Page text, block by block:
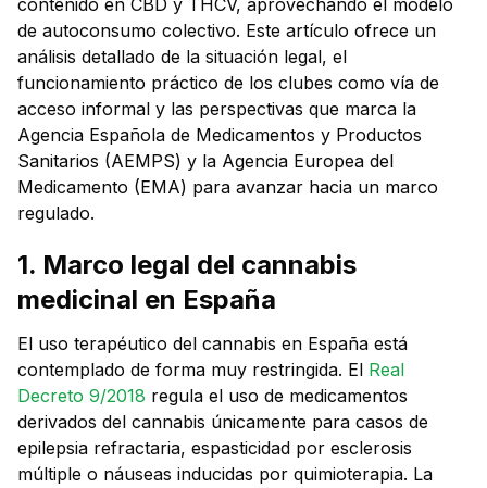
contenido en CBD y THCV, aprovechando el modelo
de autoconsumo colectivo. Este artículo ofrece un
análisis detallado de la situación legal, el
funcionamiento práctico de los clubes como vía de
acceso informal y las perspectivas que marca la
Agencia Española de Medicamentos y Productos
Sanitarios (AEMPS) y la Agencia Europea del
Medicamento (EMA) para avanzar hacia un marco
regulado.
1. Marco legal del cannabis
medicinal en España
El uso terapéutico del cannabis en España está
contemplado de forma muy restringida. El Real
Decreto 9/2018 regula el uso de medicamentos
derivados del cannabis únicamente para casos de
epilepsia refractaria, espasticidad por esclerosis
múltiple o náuseas inducidas por quimioterapia. La